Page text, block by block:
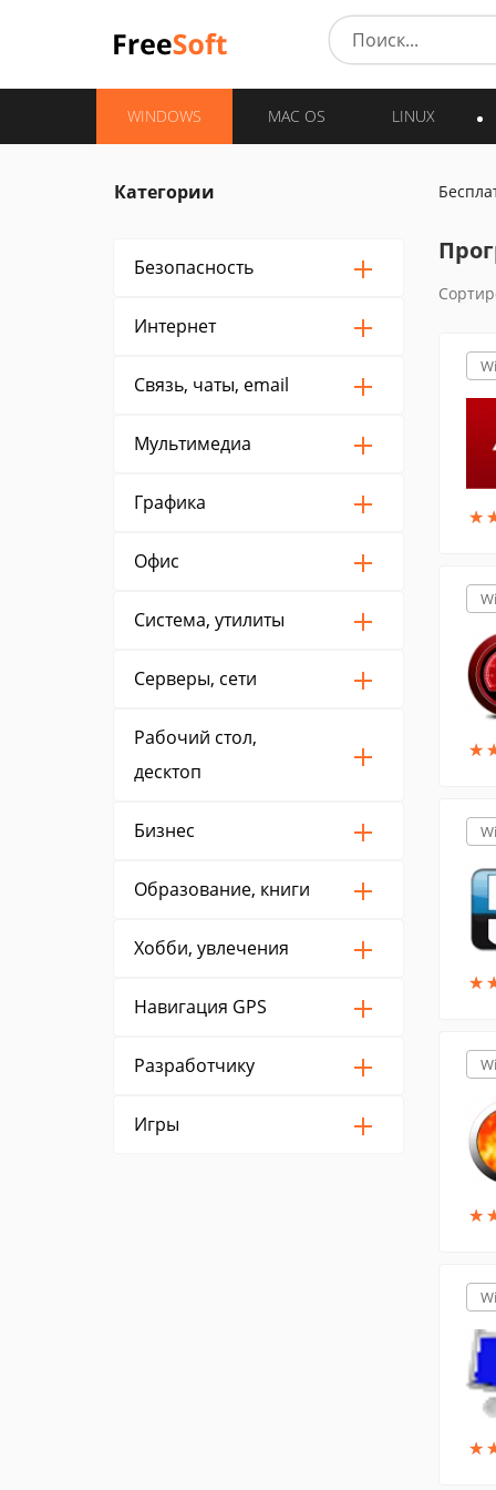
WINDOWS MAC OS LINUX
Категории
Безопасность
Интернет
Связь, чаты, email
Мультимедиа
Графика
Офис
Система, утилиты
Серверы, сети
Рабочий стол,
десктоп
Бизнес
Образование, книги
Хобби, увлечения
Навигация GPS
Разработчику
Игры
★
★
★
★
★
★
★
★
★
★